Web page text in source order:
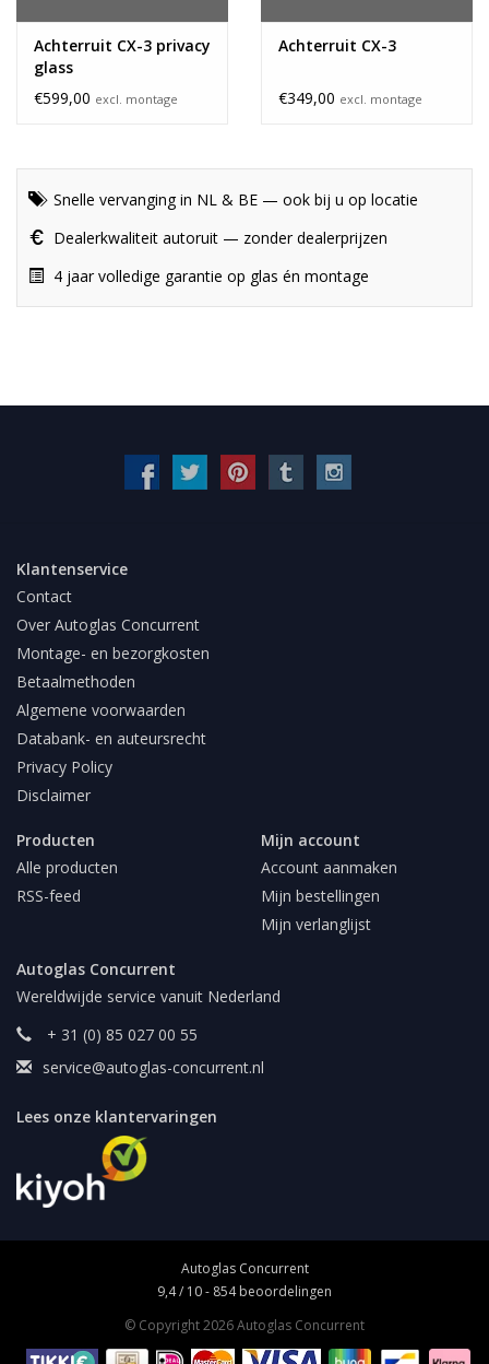
Achterruit CX-3 privacy
glass
€599,00 excl. montage
Achterruit CX-3
€349,00 excl. montage
Snelle vervanging in NL & BE — ook bij u op locatie
Dealerkwaliteit autoruit — zonder dealerprijzen
4 jaar volledige garantie op glas én montage
Klantenservice
Contact
Over Autoglas Concurrent
Montage- en bezorgkosten
Betaalmethoden
Algemene voorwaarden
Databank- en auteursrecht
Privacy Policy
Disclaimer
Producten
Alle producten
RSS-feed
Mijn account
Account aanmaken
Mijn bestellingen
Mijn verlanglijst
Autoglas Concurrent
Wereldwijde service vanuit Nederland
+ 31 (0) 85 027 00 55
service@autoglas-concurrent.nl
Lees onze klantervaringen
Autoglas Concurrent
9,4/ 10- 854beoordelingen
© Copyright 2026 Autoglas Concurrent